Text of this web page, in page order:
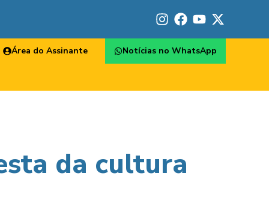
Área do Assinante Notícias no WhatsApp
da cultura